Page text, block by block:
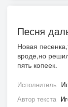
Песня
Новая
вроде,но
пять копеек.
Исполнитель
Автор текста